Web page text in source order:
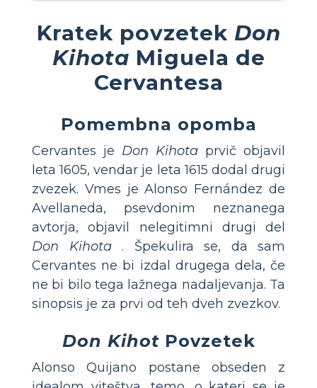
Kratek povzetek Don
Kihota Miguela de
Cervantesa
Pomembna opomba
Cervantes je Don Kihota prvič objavil
leta 1605, vendar je leta 1615 dodal drugi
zvezek. Vmes je Alonso Fernández de
Avellaneda, psevdonim neznanega
avtorja, objavil nelegitimni drugi del
Don Kihota. Špekulira se, da sam
Cervantes ne bi izdal drugega dela, če
ne bi bilo tega lažnega nadaljevanja. Ta
sinopsis je za prvi od teh dveh zvezkov.
Don KihotPovzetek
Alonso Quijano postane obseden z